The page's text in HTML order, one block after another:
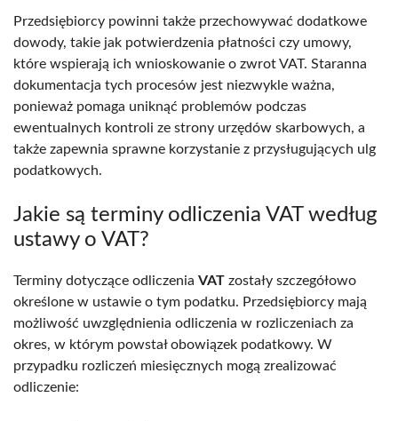
Przedsiębiorcy powinni także przechowywać dodatkowe
dowody, takie jak potwierdzenia płatności czy umowy,
które wspierają ich wnioskowanie o zwrot VAT. Staranna
dokumentacja tych procesów jest niezwykle ważna,
ponieważ pomaga uniknąć problemów podczas
ewentualnych kontroli ze strony urzędów skarbowych, a
także zapewnia sprawne korzystanie z przysługujących ulg
podatkowych.
Jakie są terminy odliczenia VAT według
ustawy o VAT?
Terminy dotyczące odliczenia VAT zostały szczegółowo
określone w ustawie o tym podatku. Przedsiębiorcy mają
możliwość uwzględnienia odliczenia w rozliczeniach za
okres, w którym powstał obowiązek podatkowy. W
przypadku rozliczeń miesięcznych mogą zrealizować
odliczenie: